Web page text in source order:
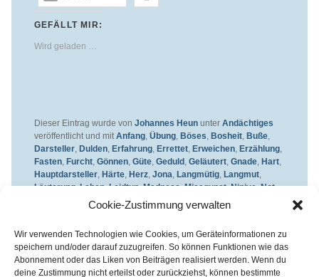
Cookie-Zustimmung verwalten
Wir verwenden Technologien wie Cookies, um Geräteinformationen zu
speichern und/oder darauf zuzugreifen. So können Funktionen wie das
Abonnement oder das Liken von Beiträgen realisiert werden. Wenn du
deine Zustimmung nicht erteilst oder zurückziehst, können bestimmte
GEFÄLLT MIR:
Wird geladen …
Dieser Eintrag wurde von Johannes Heununter Andächtiges
veröffentlicht und mit Anfang, Übung, Böses Bosheit, Buße,
Darsteller, Dulden, Erfahrung, Errettet, Erweichen, Erzählung,
Fasten, Furcht, Gönnen, Güte, Geduld, Geläutert, Gnade, Hart,
Hauptdarsteller, Härte, Herz, Jona Langmütig, Langmut,
Läuterung,Leben,Leidtun,Madness,Missgunst,Ninive,Not,
Rettung Reue,Schatten Schlechte Laune
Veränderung
verschlagwortet. Setze ein Lesezeichen für denPermalink.